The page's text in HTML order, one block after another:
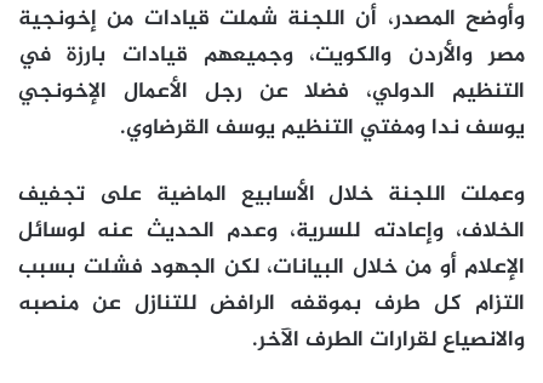
وأوضح المصدر، أن اللجنة شملت قيادات من إخونجية
مصر والأردن والكويت، وجميعهم قيادات بارزة في
التنظيم الدولي، فضلا عن رجل الأعمال الإخونجي
يوسف ندا ومفتي التنظيم يوسف القرضاوي.
وعملت اللجنة خلال الأسابيع الماضية على تجفيف
الخلاف، وإعادته للسرية، وعدم الحديث عنه لوسائل
الإعلام أو من خلال البيانات، لكن الجهود فشلت بسبب
التزام كل طرف بموقفه الرافض للتنازل عن منصبه
والانصياع لقرارات الطرف الآخر.